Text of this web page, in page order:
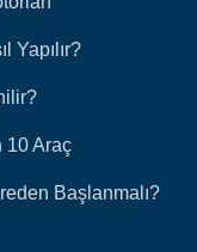
Yapılır?
10 Araç
Başlanmalı?